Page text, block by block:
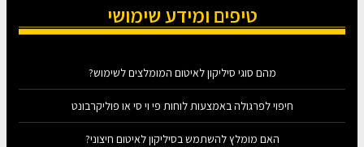
טיפים ומידע שימושי
מהם סוגי סיליקון לאיטום המומלצים לשימוש?
חיפוי לפרגולה באמצעות לוחות פי וי סי או פוליקרבונט
האם מומלץ להשתמש בסיליקון לאיטום חיצוני?